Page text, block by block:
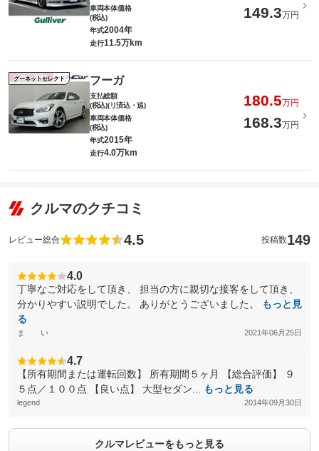
車両本体価格
(税込)
149.3万円
年式2004年
走行11.5万km
グーネットセレクト フーガ
支払総額
(税込)(リ済込・追)
180.5万円
車両本体価格
(税込)
168.3万円
年式2015年
走行4.0万km
クルマのクチコミ
レビュー総合 4.5 投稿数149
4.0
丁寧なご対応をして頂き、 担当の方に親切な接客をして頂き、
分かりやすい説明でした。 ありがとうございました。
もっと見
る
ま い 2021年06月25日
4.7
【所有期間または運転回数】 所有期間５ヶ月 【総合評価】 ９
５点／１００点 【良い点】 大型セダン...
もっと見る
legend 2014年09月30日
クルマレビューをもっと見る